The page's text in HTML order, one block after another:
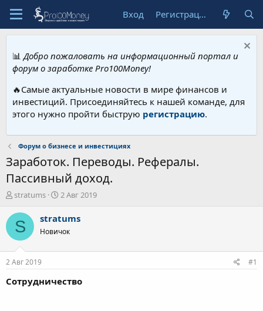
Вход Регистрация
📊 Добро пожаловать на информационный портал и
форум о заработке Pro100Money!
🔥Самые актуальные новости в мире финансов и
инвестиций. Присоединяйтесь к нашей команде, для
этого нужно пройти быструю регистрацию.
Форум о бизнесе и инвестициях
Заработок. Переводы. Рефералы.
Пассивный доход.
А
т
о
р
е
м
ы
stratums
Д
т
н
л
2 Авг 2019
S stratums
Новичок
2 Авг 2019 #1
Сотрудничество